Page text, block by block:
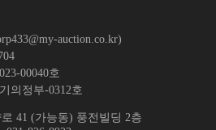
auction.co.kr)
00040호
의정부-0312호
41 (가능동) 풍전빌딩 2층